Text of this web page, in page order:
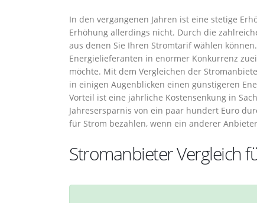
In den vergangenen Jahren ist eine stetige
Erhöhung allerdings nicht. Durch die
aus denen Sie Ihren Stromtarif wählen
Energielieferanten in enormer Konkurrenz
möchte. Mit dem Vergleichen der
in einigen Augenblicken einen günstigeren
Vorteil ist eine jährliche Kostensenkung in
Jahresersparnis von ein paar hundert Euro
für Strom bezahlen, wenn ein anderer
Stromanbieter Vergleich